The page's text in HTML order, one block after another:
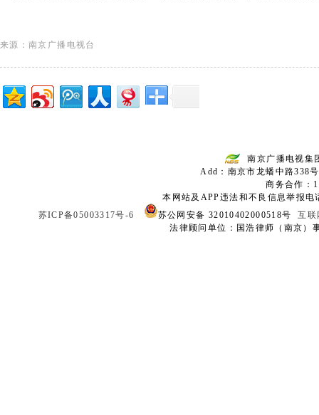
来源：南京广播电视台
南京广播电视集
Add：南京市龙蟠中路
商务合作：
本网站及APP违法和不良信息举报
苏ICP备05003317号-6
苏公网安备 32010402000518号互联
法律顾问单位：国浩律师（南京）